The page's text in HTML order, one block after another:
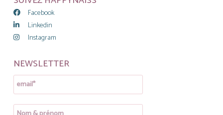
Facebook
Linkedin
Instagram
NEWSLETTER